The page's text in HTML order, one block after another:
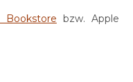
Bookstore bzw. Apple